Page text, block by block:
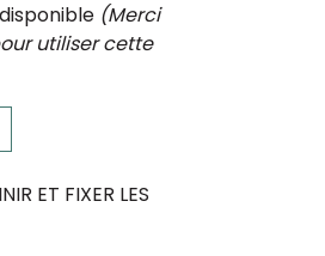
(Merci
utiliser cette
ET FIXER LES